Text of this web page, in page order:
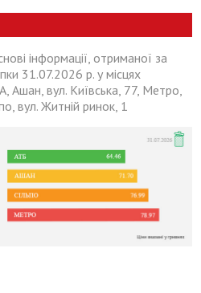
інформації, отриманої за
31.07.2026 р. у місцях
Ашан, вул. Київська, 77, Метро,
вул. Житній ринок, 1